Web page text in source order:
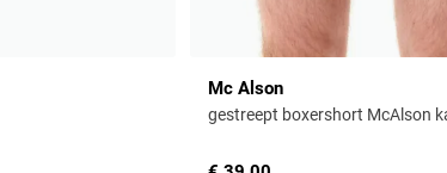
Mc Alson
gestreept boxershort McAlson